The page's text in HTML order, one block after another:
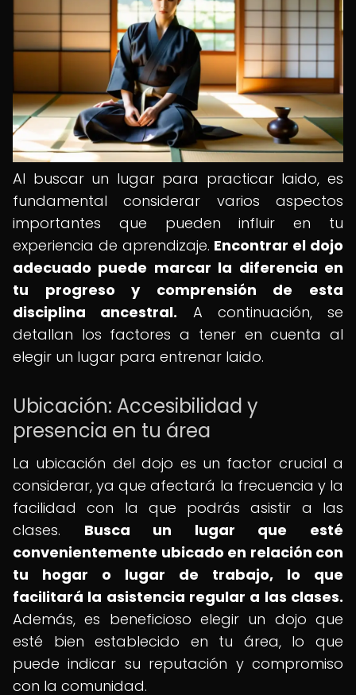
Al buscar un lugar para practicar Iaido, es
fundamental considerar varios aspectos
importantes que pueden influir en tu
experiencia de aprendizaje. Encontrar el dojo
adecuado puede marcar la diferencia en
tu progreso y comprensión de esta
disciplina ancestral. A continuación, se
detallan los factores a tener en cuenta al
elegir un lugar para entrenar Iaido.
Ubicación: Accesibilidad y
presencia en tu área
La ubicación del dojo es un factor crucial a
considerar, ya que afectará la frecuencia y la
facilidad con la que podrás asistir a las
clases. Busca un lugar que esté
convenientemente ubicado en relación con
tu hogar o lugar de trabajo, lo que
facilitará la asistencia regular a las clases.
Además, es beneficioso elegir un dojo que
esté bien establecido en tu área, lo que
puede indicar su reputación y compromiso
con la comunidad.